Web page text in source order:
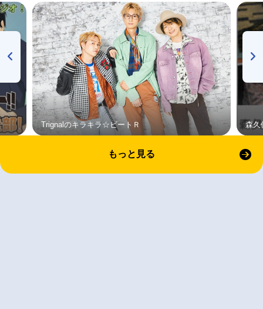
Trignalのキラキラ☆ビートＲ 森久
もっと見る